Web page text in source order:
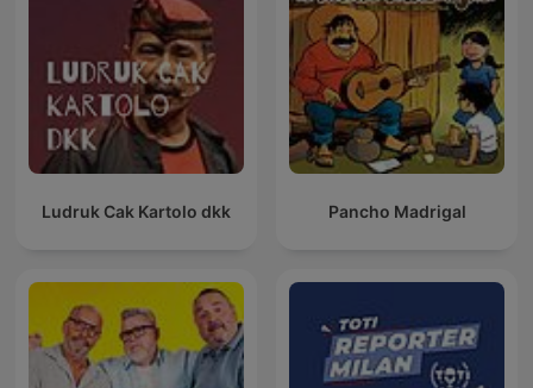
Ludruk Cak Kartolo dkk Pancho Madrigal